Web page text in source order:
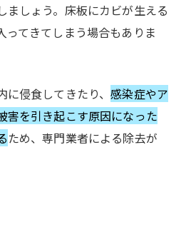
ましょう。床板にカビが生える
ってきてしまう場合もありま
に侵食してきたり、感染症やア
害を引き起こす原因になった
ため、専門業者による除去が